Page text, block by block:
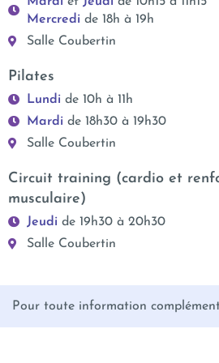
Mercredide 18h à 19h
Salle Coubertin
Pilates
Lundide 10h à 11h
Mardide 18h30 à 19h30
Salle Coubertin
Circuit training (cardio et
musculaire)
Jeudide 19h30 à 20h30
Salle Coubertin
Pour toute information